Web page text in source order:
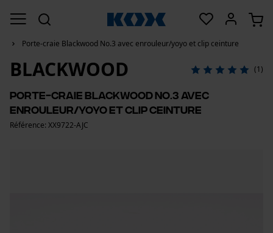
Porte-craie Blackwood No.3 avec enrouleur/yoyo et clip ceinture
BLACKWOOD (1)
Porte-craie Blackwood No.3 avec
enrouleur/yoyo et clip ceinture
Référence: XX9722-AJC